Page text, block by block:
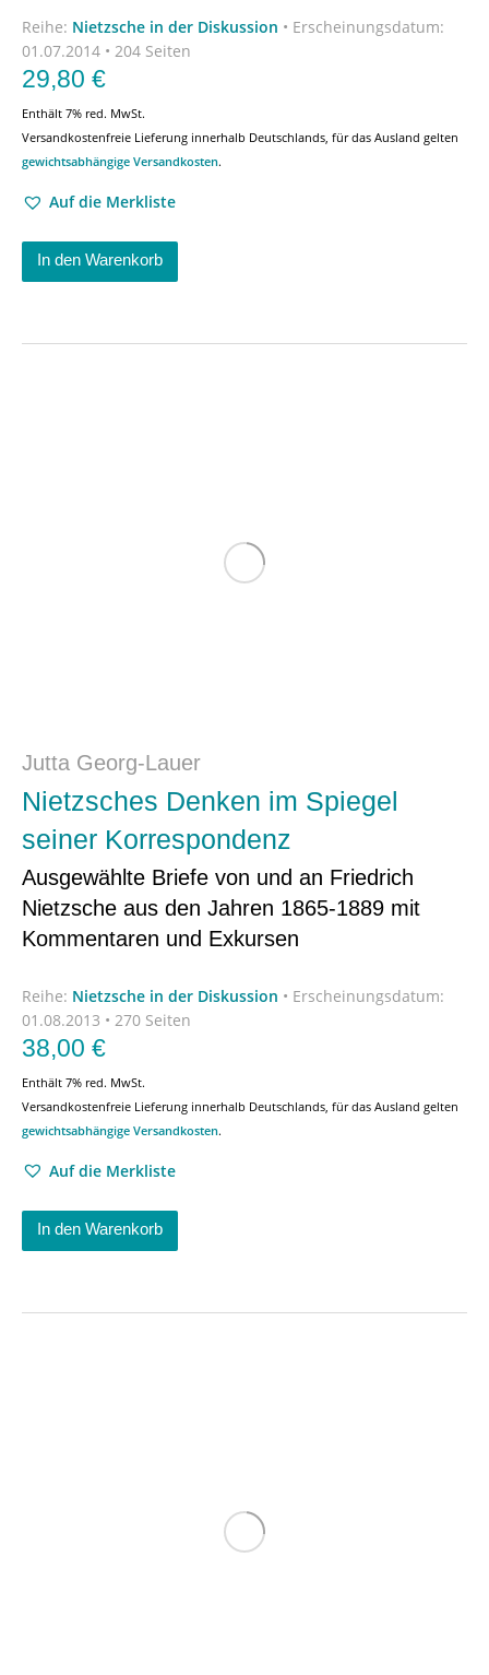
Reihe: Nietzsche in der Diskussion • Erscheinungsdatum:
01.07.2014 • 204 Seiten
29,80 €
Enthält 7% red. MwSt.
Versandkostenfreie Lieferung innerhalb Deutschlands, für das Ausland gelten
gewichtsabhängige Versandkosten.
Auf die Merkliste
In den Warenkorb
Jutta Georg-Lauer
Nietzsches Denken im Spiegel
seiner Korrespondenz
Ausgewählte Briefe von und an Friedrich
Nietzsche aus den Jahren 1865-1889 mit
Kommentaren und Exkursen
Reihe: Nietzsche in der Diskussion • Erscheinungsdatum:
01.08.2013 • 270 Seiten
38,00 €
Enthält 7% red. MwSt.
Versandkostenfreie Lieferung innerhalb Deutschlands, für das Ausland gelten
gewichtsabhängige Versandkosten.
Auf die Merkliste
In den Warenkorb